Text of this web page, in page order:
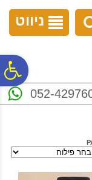
ניווט
052-